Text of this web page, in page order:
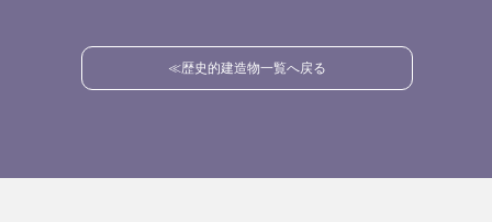
≪歴史的建造物一覧へ戻る